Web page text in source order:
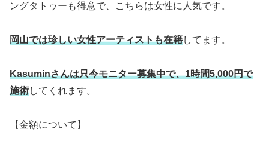
ングタトゥーも得意で、こちらは女性に人気です。
岡山では珍しい女性アーティストも在籍してます。
Kasuminさんは只今モニター募集中で、1時間5,000円で
施術してくれます。
【金額について】